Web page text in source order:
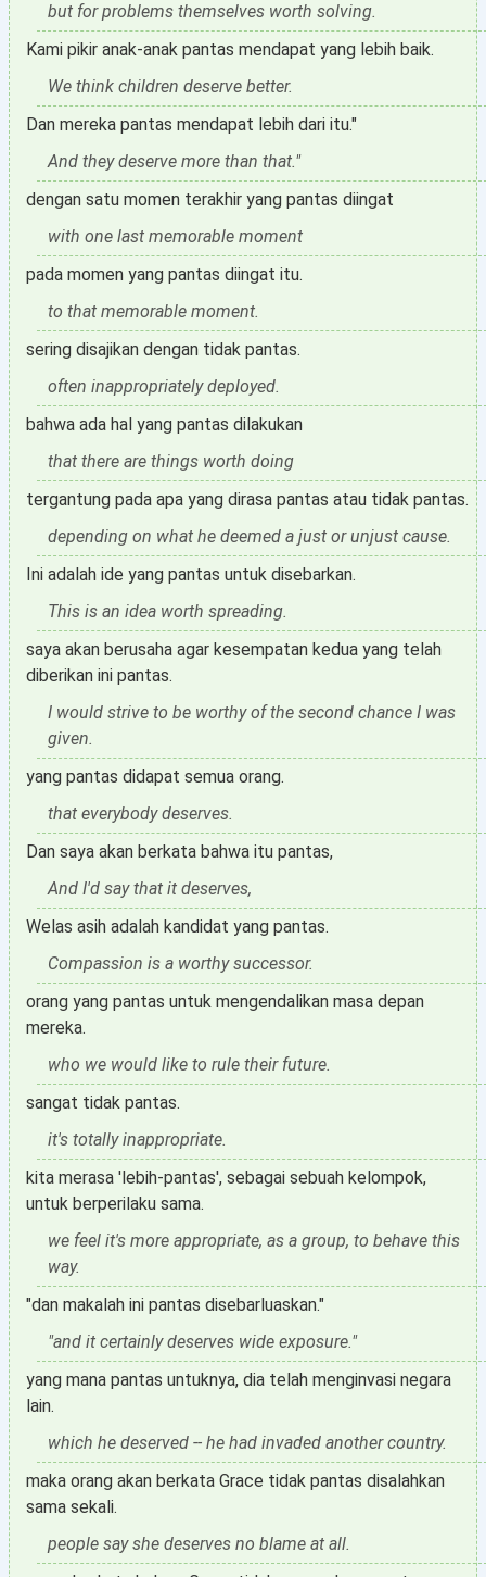
but for problems themselves worth solving.
Kami pikir anak-anak pantas mendapat yang lebih baik.
We think children deserve better.
Dan mereka pantas mendapat lebih dari itu."
And they deserve more than that."
dengan satu momen terakhir yang pantas diingat
with one last memorable moment
pada momen yang pantas diingat itu.
to that memorable moment.
sering disajikan dengan tidak pantas.
often inappropriately deployed.
bahwa ada hal yang pantas dilakukan
that there are things worth doing
tergantung pada apa yang dirasa pantas atau tidak pantas.
depending on what he deemed a just or unjust cause.
Ini adalah ide yang pantas untuk disebarkan.
This is an idea worth spreading.
saya akan berusaha agar kesempatan kedua yang telah
diberikan ini pantas.
I would strive to be worthy of the second chance I was
given.
yang pantas didapat semua orang.
that everybody deserves.
Dan saya akan berkata bahwa itu pantas,
And I'd say that it deserves,
Welas asih adalah kandidat yang pantas.
Compassion is a worthy successor.
orang yang pantas untuk mengendalikan masa depan
mereka.
who we would like to rule their future.
sangat tidak pantas.
it's totally inappropriate.
kita merasa 'lebih-pantas', sebagai sebuah kelompok,
untuk berperilaku sama.
we feel it's more appropriate, as a group, to behave this
way.
"dan makalah ini pantas disebarluaskan."
"and it certainly deserves wide exposure."
yang mana pantas untuknya, dia telah menginvasi negara
lain.
which he deserved -- he had invaded another country.
maka orang akan berkata Grace tidak pantas disalahkan
sama sekali.
people say she deserves no blame at all.